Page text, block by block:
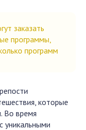
заказать
программы,
программ
которые
Во время
уникальными